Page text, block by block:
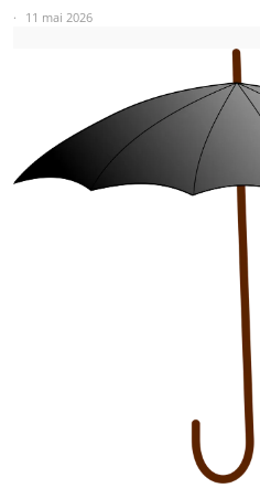
11 mai 2026